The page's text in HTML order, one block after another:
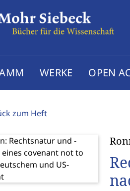
WERKE OPEN
zum Heft